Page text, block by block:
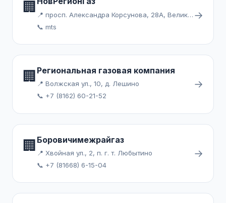
🏢
📍 просп. Александра Корсунова, 28А, Великий Новгород
📞 mts
→
🏢 Региональная газовая компания
📍 Волжская ул., 10, д. Лешино
📞 +7 (8162) 60-21-52
→
🏢 Боровичимежрайгаз
📍 Хвойная ул., 2, п. г. т. Любытино
📞 +7 (81668) 6-15-04
→